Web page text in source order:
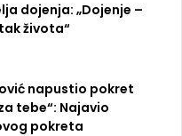
dojenja: „Dojenje –
života“
napustio pokret
tebe“: Najavio
pokreta